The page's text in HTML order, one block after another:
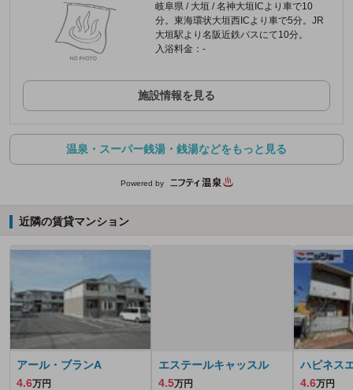
岐阜県 / 大垣 / 名神大垣ICより車で10
分。東海環状大垣西ICより車で5分。JR
大垣駅より名阪近鉄バスにて10分。
入浴料金：-
施設情報を見る
温泉・スーパー銭湯・銭湯などをもっと見る
Powered by
近隣の賃貸マンション
アール・ブランA
4.6万円
エステールキャッスル
4.5万円
ハピネス
4.6万円